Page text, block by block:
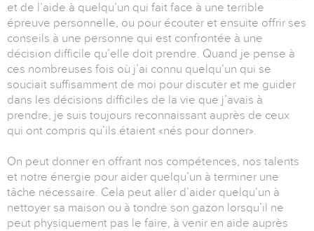
et de l’aide à quelqu’un qui fait face à une terrible
épreuve personnelle, ou pour écouter et ensuite offrir ses
conseils à une personne qui est confrontée à une
décision difficile qu’elle doit prendre. Quand je pense à
ces nombreuses fois où j’ai connu quelqu’un qui se
souciait suffisamment de moi pour discuter et me guider
dans les décisions difficiles de la vie que j’avais à
prendre, je suis toujours reconnaissant auprès de ceux
qui ont compris qu’ils étaient «nés pour donner».
On peut donner en offrant nos compétences, nos talents
et notre énergie pour aider quelqu’un à terminer une
tâche nécessaire. Cela peut aller d’aider quelqu’un à
nettoyer sa maison ou à tondre son gazon lorsqu’il ne
peut physiquement pas le faire, à venir en aide auprès